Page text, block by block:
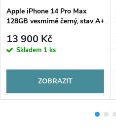
Apple iPhone 14 Pro Max
128GB vesmírně černý, stav A+
13 900 Kč
Skladem 1 ks
ZOBRAZIT